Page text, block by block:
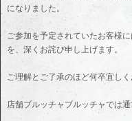
になりました。
ご参加を予定されていたお客様
を、深くお詫び申し上げます。
ご理解とご了承のほど何卒宜しく
店舗ブルッチャブルッチャでは